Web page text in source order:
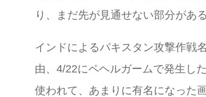
り、まだ先が見通せない部分があ
インドによるパキスタン攻撃作戦
由、4/22にペヘルガームで発生し
使われて、あまりに有名になった